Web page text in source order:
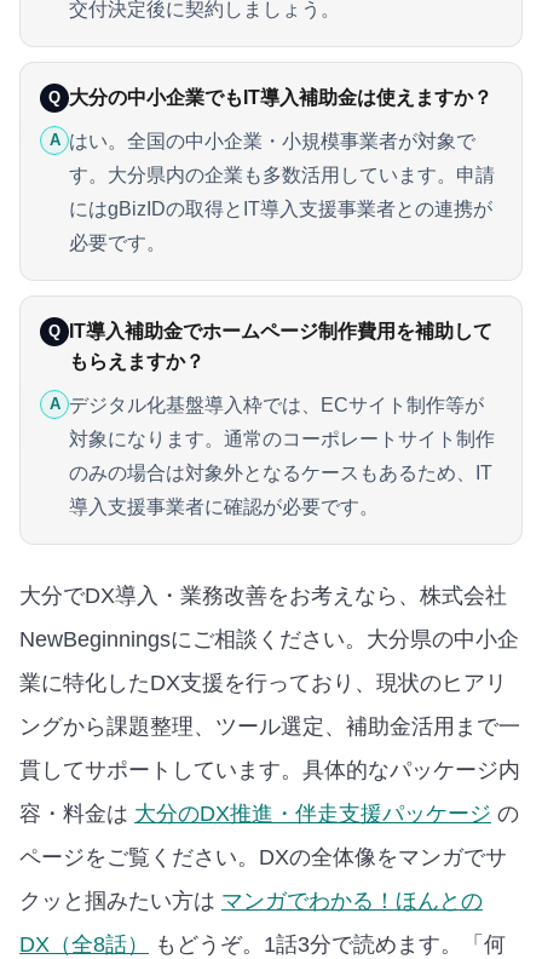
交付決定後に契約しましょう。
Q 大分の中小企業でもIT導入補助金は使えますか？
A はい。全国の中小企業・小規模事業者が対象で
す。大分県内の企業も多数活用しています。申請
にはgBizIDの取得とIT導入支援事業者との連携が
必要です。
Q
IT導入補助金でホームページ制作費用を補助して
もらえますか？
A デジタル化基盤導入枠では、ECサイト制作等が
対象になります。通常のコーポレートサイト制作
のみの場合は対象外となるケースもあるため、IT
導入支援事業者に確認が必要です。
大分でDX導入・業務改善をお考えなら、株式会社
NewBeginningsにご相談ください。大分県の中小企
業に特化したDX支援を行っており、現状のヒアリ
ングから課題整理、ツール選定、補助金活用まで一
貫してサポートしています。 具体的なパッケージ内
容・料金は 大分のDX推進・伴走支援パッケージ の
ページをご覧ください。 DXの全体像をマンガでサ
クッと掴みたい方は マンガでわかる！ほんとの
DX（全8話）
もどうぞ。1話3分で読めます。
「何